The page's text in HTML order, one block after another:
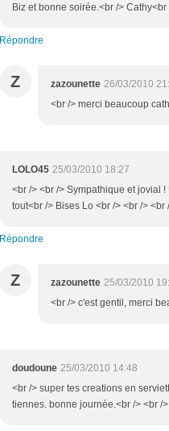
Biz et bonne soirée.<br /> Cathy<br
Répondre
Z zazounette 26/03/2010
<br /> merci beaucoup
LOLO45 25/03/2010 18:27
<br /> <br /> Sympathique et jovial
tout<br /> Bises Lo <br /> <br /> <br
Répondre
Z zazounette 25/03/2010
<br /> c'est gentil, merci
doudoune 25/03/2010 14:48
<br /> super tes creations en
tiennes. bonne journée.<br /> <br /